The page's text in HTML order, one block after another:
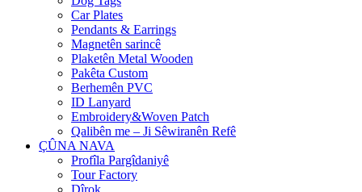
Car Plates
Pendants & Earrings
Magnetên sarincê
Plaketên Metal Wooden
Pakêta Custom
Berhemên PVC
ID Lanyard
Embroidery&Woven Patch
Qalibên me – Ji Sêwiranên Refê
ÇÛNA NAVA
Profîla Pargîdaniyê
Tour Factory
Dîrok